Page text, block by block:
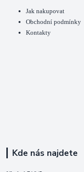
Jak nakupovat
Obchodní podmínky
Kontakty
Kde nás najdete